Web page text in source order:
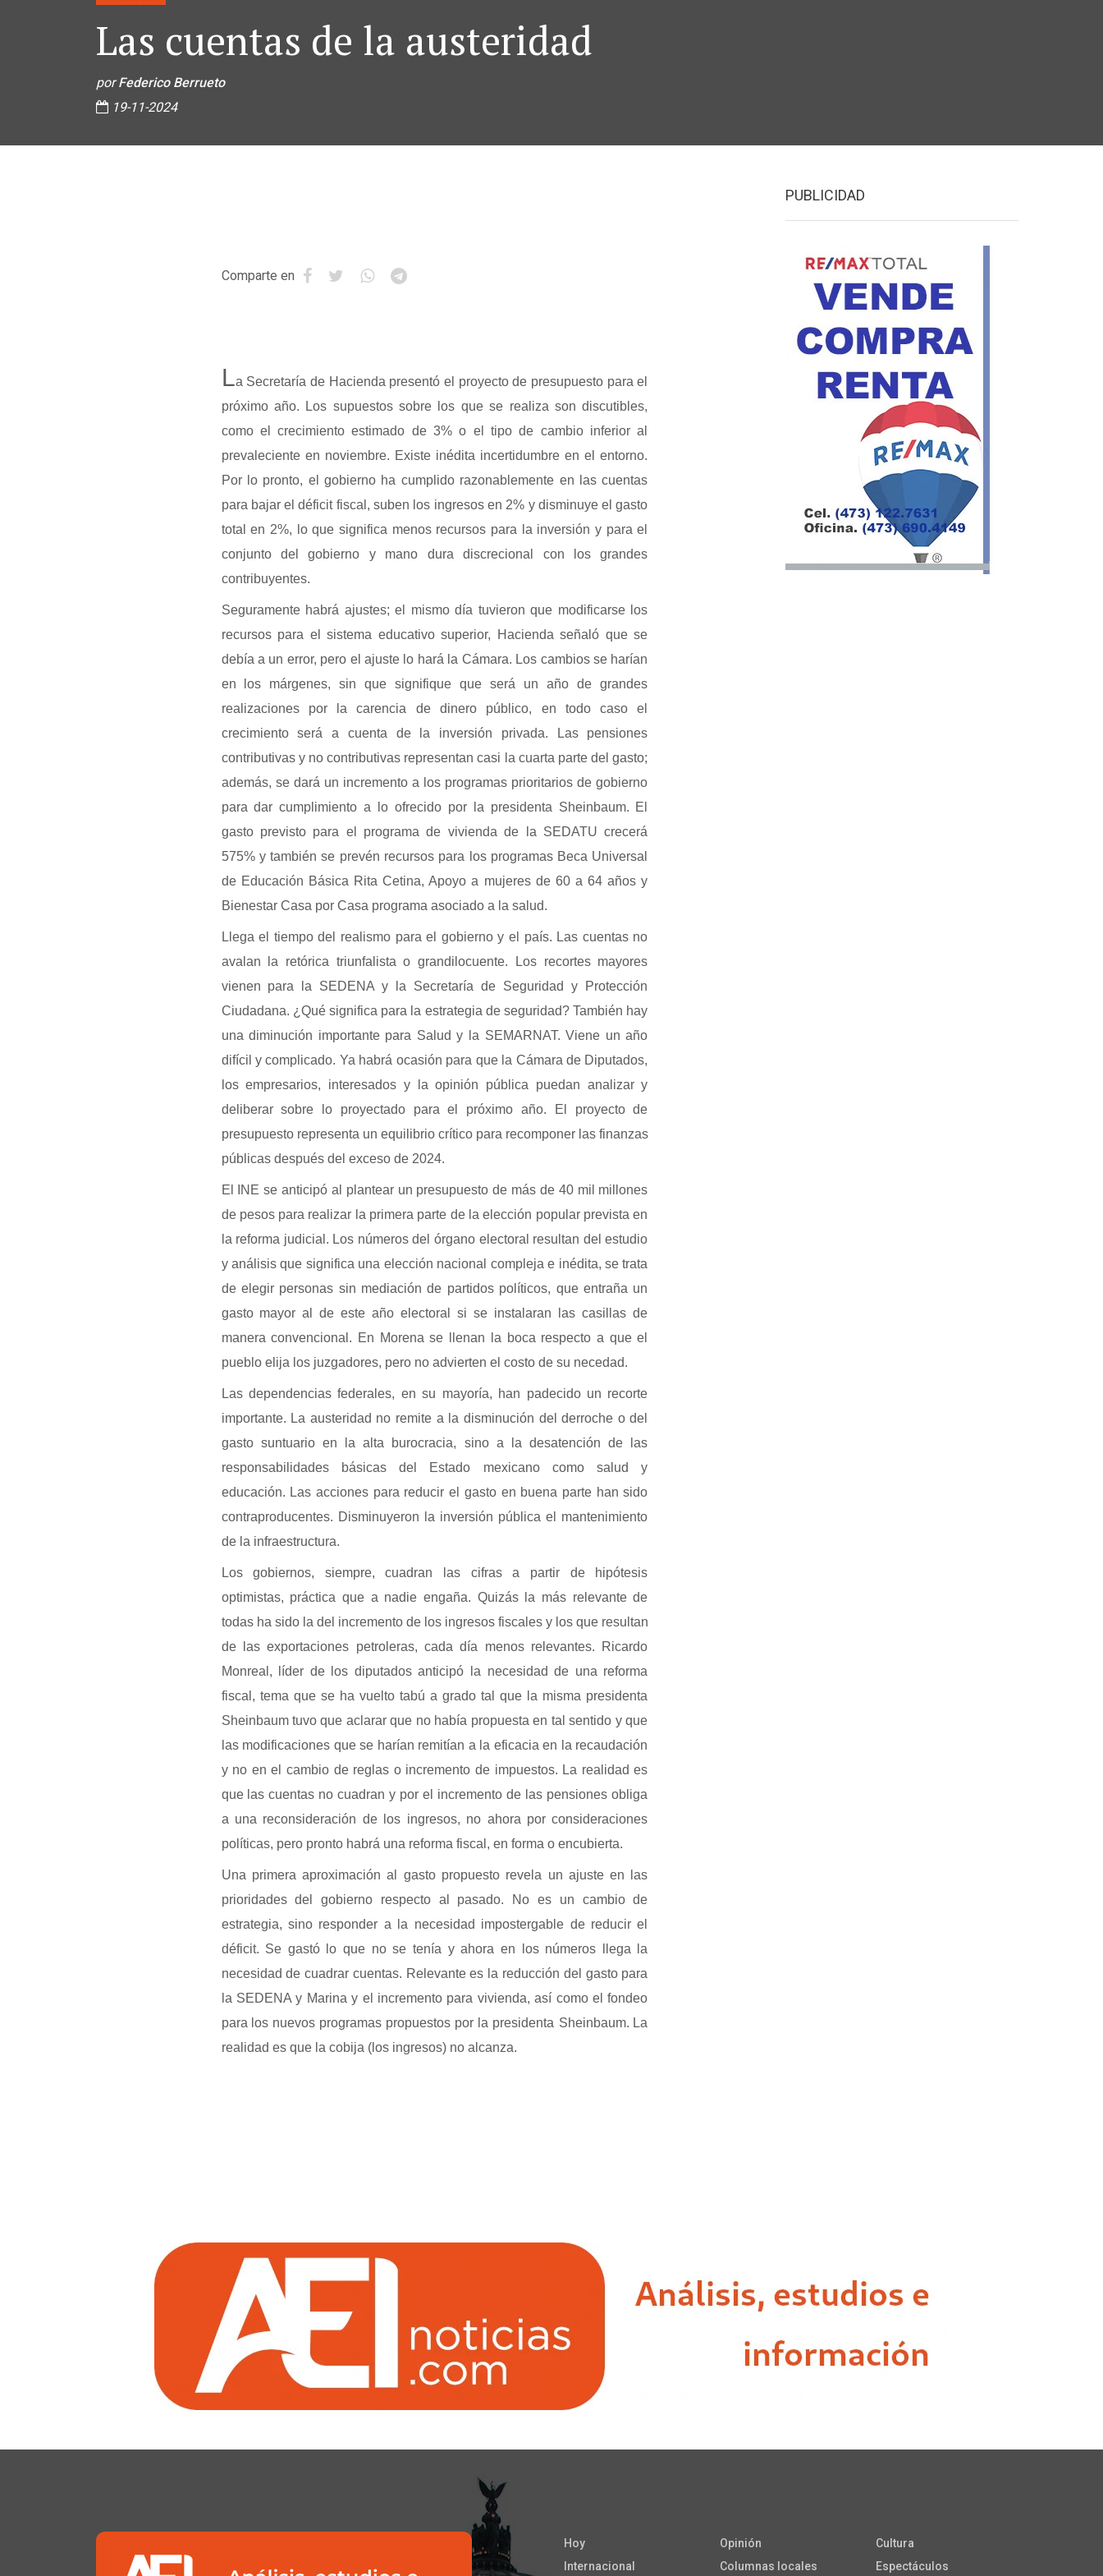
Las cuentas de la austeridad
porFederico Berrueto
19-11-2024
Comparte en
La Secretaría de Hacienda presentó el proyecto de presupuesto para el
próximo año. Los supuestos sobre los que se realiza son discutibles,
como el crecimiento estimado de 3% o el tipo de cambio inferior al
prevaleciente en noviembre. Existe inédita incertidumbre en el entorno.
Por lo pronto, el gobierno ha cumplido razonablemente en las cuentas
para bajar el déficit fiscal, suben los ingresos en 2% y disminuye el gasto
total en 2%, lo que significa menos recursos para la inversión y para el
conjunto del gobierno y mano dura discrecional con los grandes
contribuyentes.
Seguramente habrá ajustes; el mismo día tuvieron que modificarse los
recursos para el sistema educativo superior, Hacienda señaló que se
debía a un error, pero el ajuste lo hará la Cámara. Los cambios se harían
en los márgenes, sin que signifique que será un año de grandes
realizaciones por la carencia de dinero público, en todo caso el
crecimiento será a cuenta de la inversión privada. Las pensiones
contributivas y no contributivas representan casi la cuarta parte del gasto;
además, se dará un incremento a los programas prioritarios de gobierno
para dar cumplimiento a lo ofrecido por la presidenta Sheinbaum. El
gasto previsto para el programa de vivienda de la SEDATU crecerá
575% y también se prevén recursos para los programas Beca Universal
de Educación Básica Rita Cetina, Apoyo a mujeres de 60 a 64 años y
Bienestar Casa por Casa programa asociado a la salud.
Llega el tiempo del realismo para el gobierno y el país. Las cuentas no
avalan la retórica triunfalista o grandilocuente. Los recortes mayores
vienen para la SEDENA y la Secretaría de Seguridad y Protección
Ciudadana. ¿Qué significa para la estrategia de seguridad? También hay
una diminución importante para Salud y la SEMARNAT. Viene un año
difícil y complicado. Ya habrá ocasión para que la Cámara de Diputados,
los empresarios, interesados y la opinión pública puedan analizar y
deliberar sobre lo proyectado para el próximo año. El proyecto de
presupuesto representa un equilibrio crítico para recomponer las finanzas
públicas después del exceso de 2024.
El INE se anticipó al plantear un presupuesto de más de 40 mil millones
de pesos para realizar la primera parte de la elección popular prevista en
la reforma judicial. Los números del órgano electoral resultan del estudio
y análisis que significa una elección nacional compleja e inédita, se trata
de elegir personas sin mediación de partidos políticos, que entraña un
gasto mayor al de este año electoral si se instalaran las casillas de
manera convencional. En Morena se llenan la boca respecto a que el
pueblo elija los juzgadores, pero no advierten el costo de su necedad.
Las dependencias federales, en su mayoría, han padecido un recorte
importante. La austeridad no remite a la disminución del derroche o del
gasto suntuario en la alta burocracia, sino a la desatención de las
responsabilidades básicas del Estado mexicano como salud y
educación. Las acciones para reducir el gasto en buena parte han sido
contraproducentes. Disminuyeron la inversión pública el mantenimiento
de la infraestructura.
Los gobiernos, siempre, cuadran las cifras a partir de hipótesis
optimistas, práctica que a nadie engaña. Quizás la más relevante de
todas ha sido la del incremento de los ingresos fiscales y los que resultan
de las exportaciones petroleras, cada día menos relevantes. Ricardo
Monreal, líder de los diputados anticipó la necesidad de una reforma
fiscal, tema que se ha vuelto tabú a grado tal que la misma presidenta
Sheinbaum tuvo que aclarar que no había propuesta en tal sentido y que
las modificaciones que se harían remitían a la eficacia en la recaudación
y no en el cambio de reglas o incremento de impuestos. La realidad es
que las cuentas no cuadran y por el incremento de las pensiones obliga
a una reconsideración de los ingresos, no ahora por consideraciones
políticas, pero pronto habrá una reforma fiscal, en forma o encubierta.
Una primera aproximación al gasto propuesto revela un ajuste en las
prioridades del gobierno respecto al pasado. No es un cambio de
estrategia, sino responder a la necesidad impostergable de reducir el
déficit. Se gastó lo que no se tenía y ahora en los números llega la
necesidad de cuadrar cuentas. Relevante es la reducción del gasto para
la SEDENA y Marina y el incremento para vivienda, así como el fondeo
para los nuevos programas propuestos por la presidenta Sheinbaum. La
realidad es que la cobija (los ingresos) no alcanza.
PUBLICIDAD
Hoy
Internacional
Opinión
Columnas locales
Cultura
Espectáculos